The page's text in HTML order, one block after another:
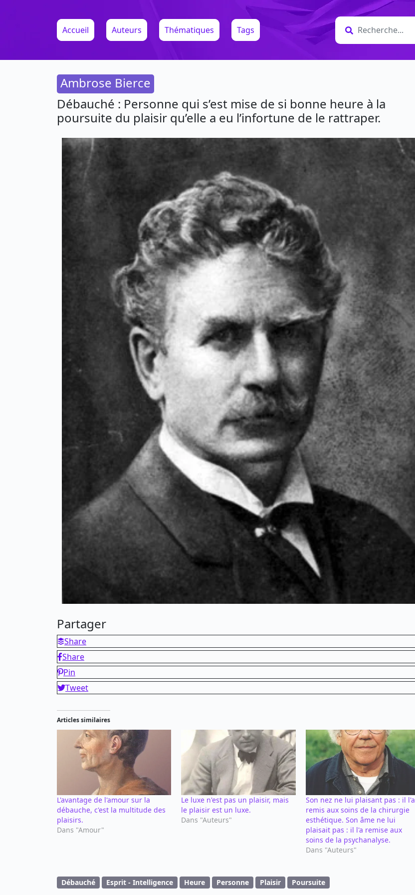
Accueil Auteurs Thématiques Tags
Ambrose Bierce
Débauché : Personne qui s’est mise de si bonne heure à la
poursuite du plaisir qu’elle a eu l’infortune de le rattraper.
Partager
Share
Share
Pin
Tweet
Articles similaires
L'avantage de l'amour sur la
débauche, c'est la multitude des
plaisirs.
Dans "Amour"
Le luxe n'est pas un plaisir, mais
le plaisir est un luxe.
Dans "Auteurs"
Son nez ne lui plaisant pas : il l'a
remis aux soins de la chirurgie
esthétique. Son âme ne lui
plaisait pas : il l'a remise aux
soins de la psychanalyse.
Dans "Auteurs"
Débauché Esprit - Intelligence Heure Personne Plaisir Poursuite